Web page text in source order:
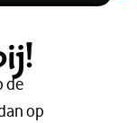
de
op